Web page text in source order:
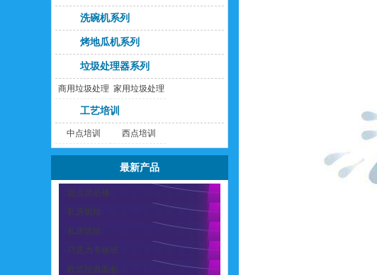
洗碗机系列
烤地瓜机系列
垃圾处理器系列
商用垃圾处理
器
家用垃圾处理
工艺培训
中点培训 西点培训
最新产品
甜点师必修
私房烘焙
私房烘焙
巧克力专修班
欧式经典面包